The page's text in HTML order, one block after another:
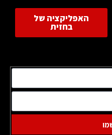
האפליקציה של
בחזית